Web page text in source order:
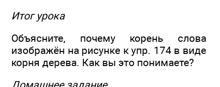
Итог урока
Объясните, почему корень слова
изображён на рисунке к упр. 174 в виде
корня дерева. Как вы это понимаете?